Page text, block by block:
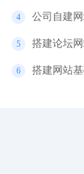
公司自建
搭建论坛
搭建网站